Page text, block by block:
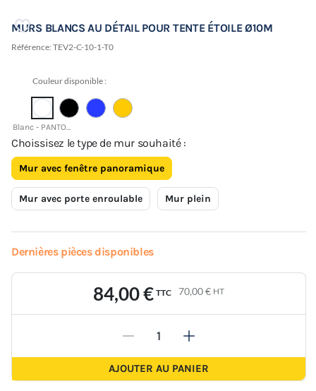
MURS BLANCS AU DÉTAIL POUR TENTE ÉTOILE Ø10M
Référence: TEV2-C-10-1-T0
Couleur disponible :
Blanc - PANTONE 11-0601 TCX
Choissisez le type de mur souhaité :
Mur avec fenêtre panoramique
Mur avec porte enroulable Mur plein
Dernières pièces disponibles
84,00 € TTC 70,00 € HT
- +
AJOUTER AU PANIER